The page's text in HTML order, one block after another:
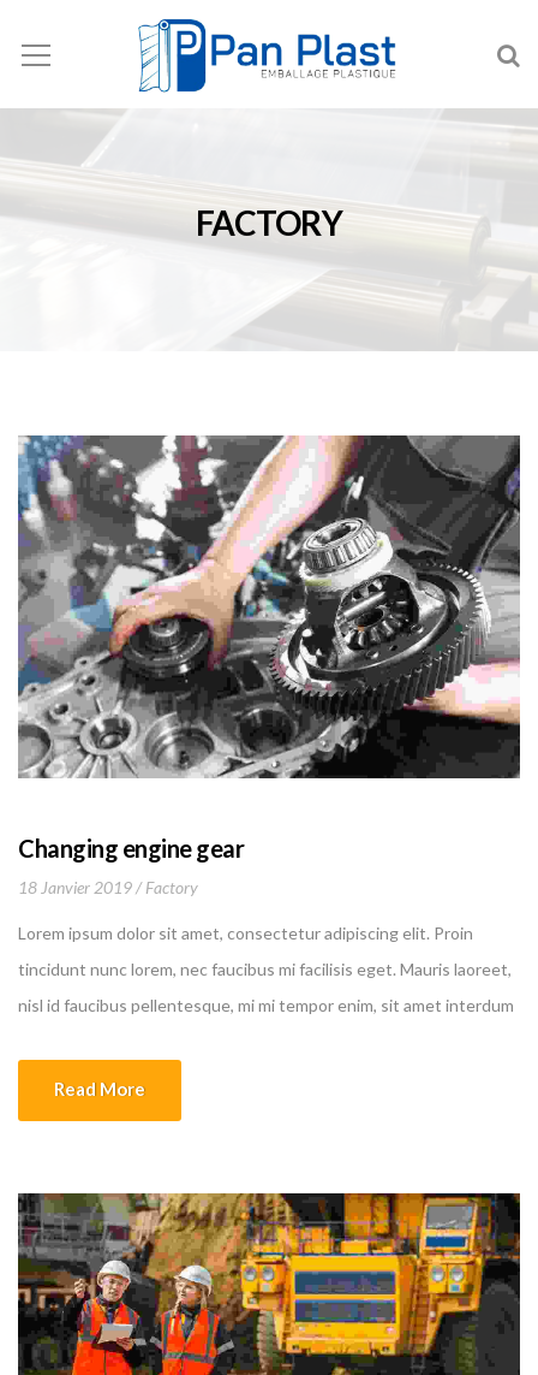
FACTORY
Changing engine gear
18 Janvier 2019 Factory
Lorem ipsum dolor sit amet, consectetur adipiscing elit. Proin
tincidunt nunc lorem, nec faucibus mi facilisis eget. Mauris laoreet,
nisl id faucibus pellentesque, mi mi tempor enim, sit amet interdum
Read More